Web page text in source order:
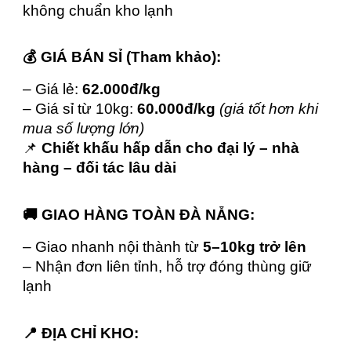
không chuẩn kho lạnh
💰 GIÁ BÁN SỈ (Tham khảo):
– Giá lẻ:62.000đ/kg
– Giá sỉ từ 10kg:60.000đ/kg (giá tốt hơn khi
mua số lượng lớn)
📌Chiết khấu hấp dẫn cho đại lý – nhà
hàng – đối tác lâu dài
🚚 GIAO HÀNG TOÀN ĐÀ NẴNG:
– Giao nhanh nội thành từ5–10kg trở lên
– Nhận đơn liên tỉnh, hỗ trợ đóng thùng giữ
lạnh
📍 ĐỊA CHỈ KHO: